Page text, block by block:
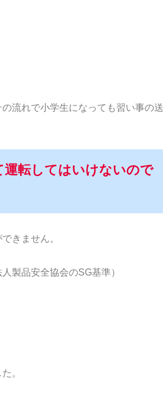
流れで小学生になっても習い事の送
運転してはいけないので
きません。
製品安全協会のSG基準）
。